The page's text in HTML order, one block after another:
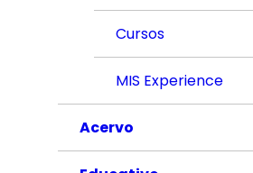
Cursos
MIS Experience
Acervo